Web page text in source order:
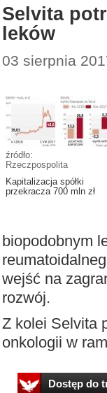
Selvita
leków
03 sierpnia
źródło:
Rzeczpospolita
Kapitalizacja spółki
przekracza 700 mln zł
biopodobnym
wejść na
rozwój.
Z kolei Selvita
onkologii w
Dostęp do